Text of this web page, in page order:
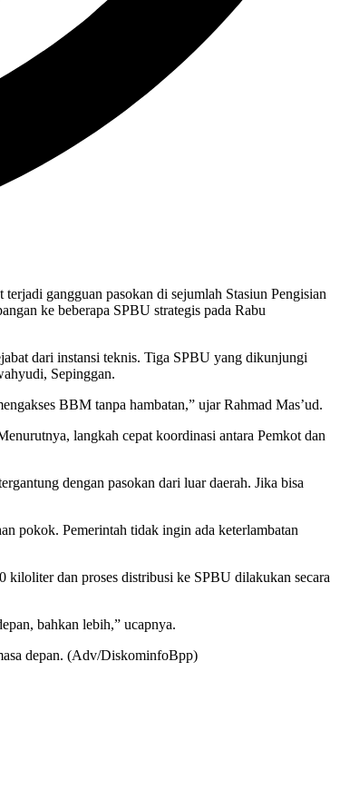
gangguan pasokan di sejumlah Stasiun Pengisian
ke beberapa SPBU strategis pada Rabu
dari instansi teknis. Tiga SPBU yang dikunjungi
Sepinggan.
BBM tanpa hambatan,” ujar Rahmad Mas’ud.
langkah cepat koordinasi antara Pemkot dan
dengan pasokan dari luar daerah. Jika bisa
pokok. Pemerintah tidak ingin ada keterlambatan
kiloliter dan proses distribusi ke SPBU dilakukan secara
bahkan lebih,” ucapnya.
depan. (Adv/DiskominfoBpp)